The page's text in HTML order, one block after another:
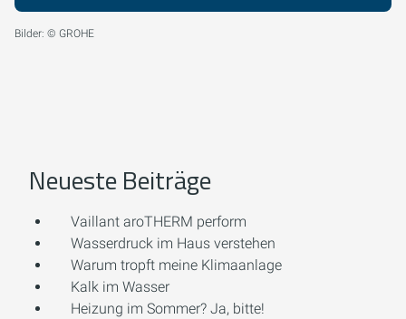
Bilder: © GROHE
Neueste Beiträge
Vaillant aroTHERM perform
Wasserdruck im Haus verstehen
Warum tropft meine Klimaanlage
Kalk im Wasser
Heizung im Sommer? Ja, bitte!